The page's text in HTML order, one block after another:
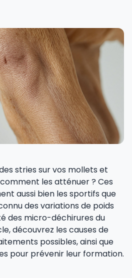
stries sur vos mollets et
les atténuer ? Ces
aussi bien les sportifs que
des variations de poids
des micro-déchirures du
découvrez les causes de
possibles, ainsi que
pour prévenir leur formation.